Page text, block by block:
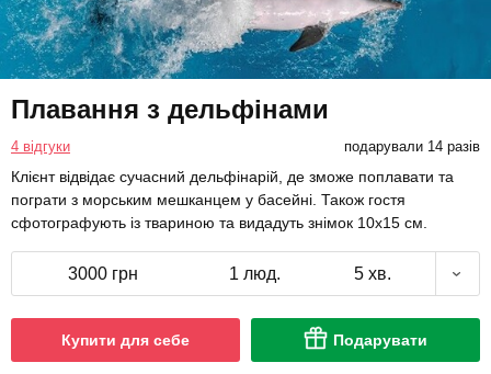
Плавання з дельфінами
4 відгуки подарували 14 разів
Клієнт відвідає сучасний дельфінарій, де зможе поплавати та
пограти з морським мешканцем у басейні. Також гостя
сфотографують із твариною та видадуть знімок 10х15 см.
3000 грн 1 люд. 5 хв.
Купити для себе Подарувати